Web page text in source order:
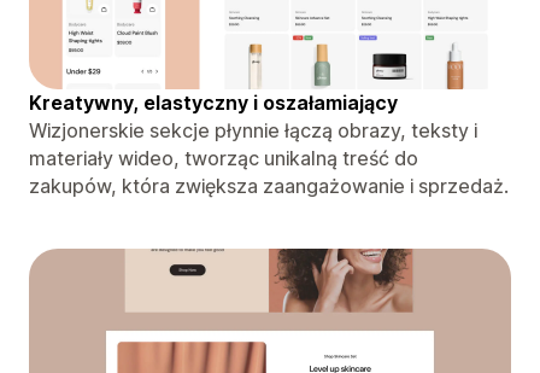
Kreatywny, elastyczny i oszałamiający
Wizjonerskie sekcje płynnie łączą obrazy, teksty i
materiały wideo, tworząc unikalną treść do
zakupów, która zwiększa zaangażowanie i sprzedaż.